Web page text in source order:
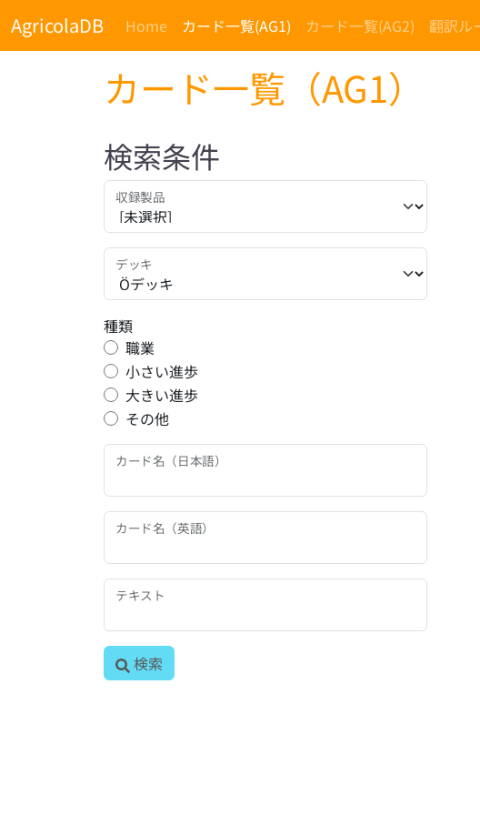
AgricolaDB Home カード一覧(AG1) カード一覧(AG2) 翻訳ル
カード一覧（AG1）
検索条件
収録製品
デッキ
種類
職業
小さい進歩
大きい進歩
その他
カード名（日本語）
カード名（英語）
テキスト
検索